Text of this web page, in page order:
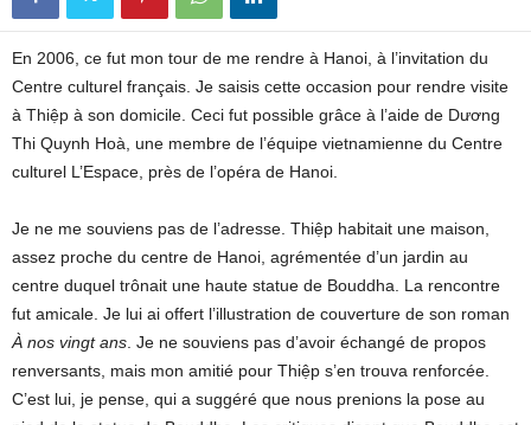
En 2006, ce fut mon tour de me rendre à Hanoi, à l’invitation du
Centre culturel français. Je saisis cette occasion pour rendre visite
à Thiệp à son domicile. Ceci fut possible grâce à l’aide de Dương
Thi Quynh Hoà, une membre de l’équipe vietnamienne du Centre
culturel L’Espace, près de l’opéra de Hanoi.
Je ne me souviens pas de l’adresse. Thiệp habitait une maison,
assez proche du centre de Hanoi, agrémentée d’un jardin au
centre duquel trônait une haute statue de Bouddha. La rencontre
fut amicale. Je lui ai offert l’illustration de couverture de son roman
À nos vingt ans . Je ne souviens pas d’avoir échangé de propos
renversants, mais mon amitié pour Thiệp s’en trouva renforcée.
C’est lui, je pense, qui a suggéré que nous prenions la pose au